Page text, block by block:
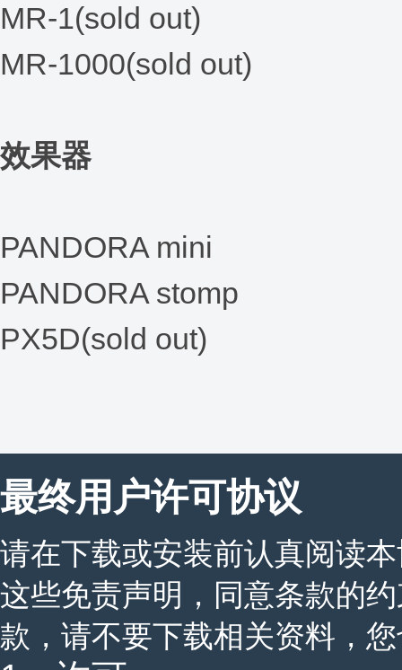
MR-1(sold out)
MR-1000(sold out)
效果器
PANDORA mini
PANDORA stomp
PX5D(sold out)
最终用户许可协议
请在下载或安装前认真阅读
这些免责声明，同意条款的
款，请不要下载相关资料，